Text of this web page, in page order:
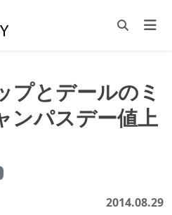
プとデールのミ
ンパスデー値上
2014.08.29